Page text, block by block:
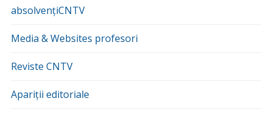
absolvențiCNTV
Media & Websites profesori
Reviste CNTV
Apariții editoriale